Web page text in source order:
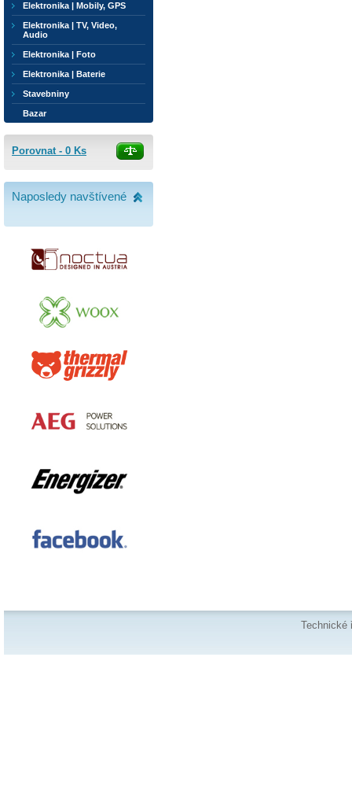
Elektronika | Mobily, GPS
Elektronika | TV, Video,
Audio
Elektronika | Foto
Elektronika | Baterie
Stavebniny
Bazar
Porovnat - 0 Ks
Naposledy navštívené